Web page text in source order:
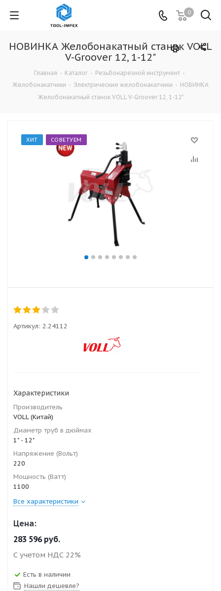
0
НОВИНКА Желобонакатный станок VOLL
V-Groover 12, 1-12"
Главная - Каталог - Резьбонарезной инструмент -
Желобонакатчики - Электрические желобонакатчики - НОВИНКА
Желобонакатный станок VOLL V-Groover 12, 1-12"
ХИТ СОВЕТУЕМ
Артикул: 2.24112
Характеристики
Производитель
VOLL (Китай)
Диаметр труб в дюймах
1" - 12"
Напряжение (Вольт)
220
Мощность (Ватт)
1100
Все характеристики
Цена:
283 596руб.
С учетом НДС 22%
Есть в наличии
Нашли дешевле?